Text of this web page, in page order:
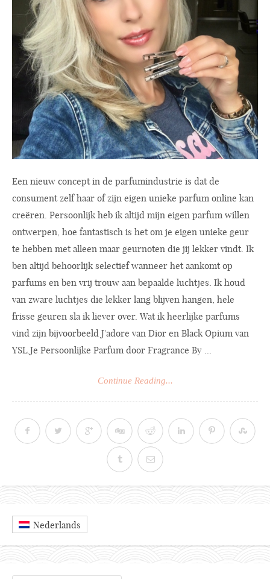
Een nieuw concept in de parfumindustrie is dat de
consument zelf haar of zijn eigen unieke parfum online kan
creëren. Persoonlijk heb ik altijd mijn eigen parfum willen
ontwerpen, hoe fantastisch is het om je eigen unieke geur
te hebben met alleen maar geurnoten die jij lekker vindt. Ik
ben altijd behoorlijk selectief wanneer het aankomt op
parfums en ben vrij trouw aan bepaalde luchtjes. Ik houd
van zware luchtjes die lekker lang blijven hangen, hele
frisse geuren sla ik liever over. Wat ik heerlijke parfums
vind zijn bijvoorbeeld J'adore van Dior en Black Opium van
YSL.Je Persoonlijke Parfum door Fragrance By ...
Continue Reading...
Nederlands